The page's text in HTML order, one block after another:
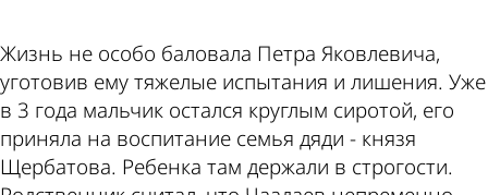
Жизнь не особо баловала Петра Яковлевича,
уготовив ему тяжелые испытания и лишения. Уже
в 3 года мальчик остался круглым сиротой, его
приняла на воспитание семья дяди - князя
Щербатова. Ребенка там держали в строгости.